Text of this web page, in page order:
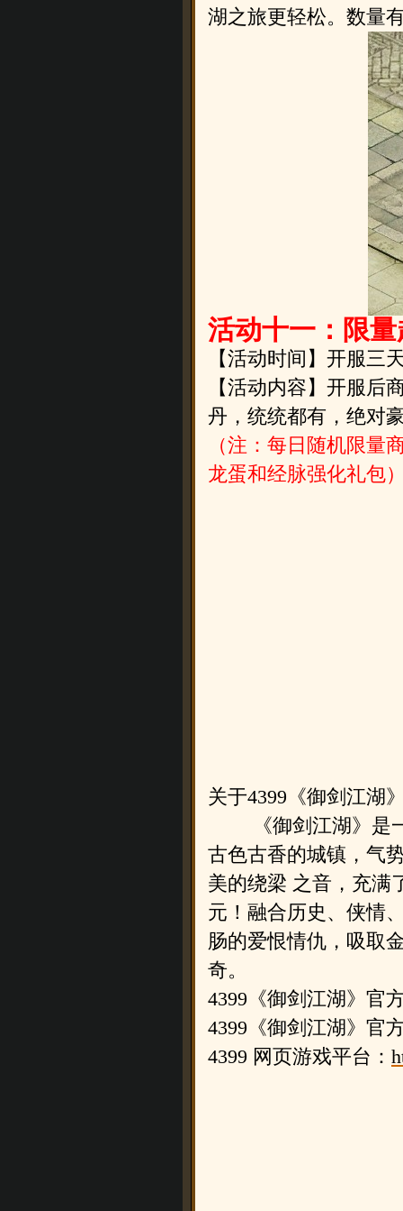
湖之旅更轻松。数量
活动十一：限
【活动时间】开服三
【活动内容】开服后
丹，统统都有，绝对
（注：每日随机限量
龙蛋和经脉强化礼包
关于4399《御剑江湖
《御剑江湖》是一
古色古香的城镇，气
美的绕梁 之音，充满
元！融合历史、侠情
肠的爱恨情仇，吸取
奇。
4399《御剑江湖》官
4399《御剑江湖》官
4399 网页游戏平台：